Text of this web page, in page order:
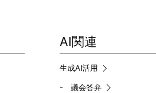
AI関連
生成AI活用
- 議会答弁